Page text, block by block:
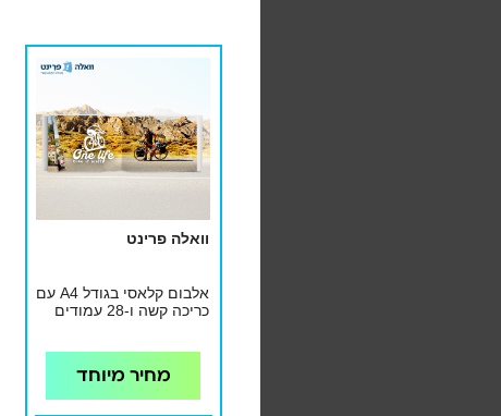
וואלה פרינט
אלבום קלאסי בגודל A4 עם
כריכה קשה ו-28 עמודים
מחיר מיוחד